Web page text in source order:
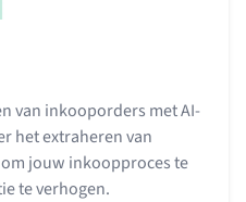
van inkooporders met AI-
het extraheren van
jouw inkoopproces te
te verhogen.